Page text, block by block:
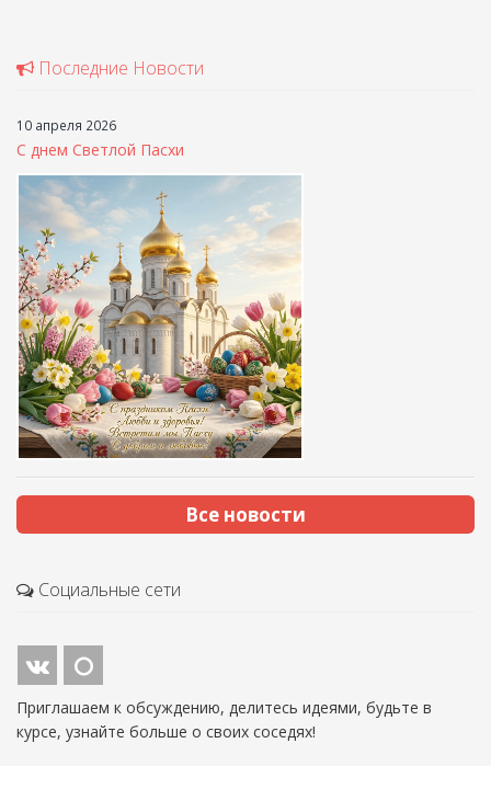
Последние Новости
10 апреля 2026
С днем Светлой Пасхи
Все новости
Социальные сети
Приглашаем к обсуждению, делитесь идеями, будьте в
курсе, узнайте больше о своих соседях!